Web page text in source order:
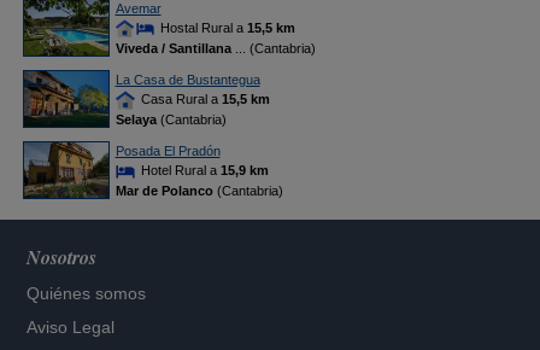
Avemar
Hostal Rural a 15,5 km
Viveda / Santillana
... (Cantabria)
La Casa de Bustantegua
Casa Rural a 15,5 km
Selaya(Cantabria)
Posada El Pradón
Hotel Rural a 15,9 km
Mar de Polanco(Cantabria)
Nosotros
Quiénes somos
Aviso Legal